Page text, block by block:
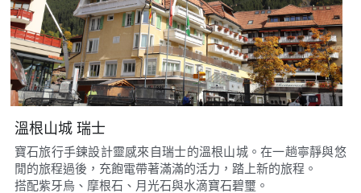
溫根山城 瑞士
寶石旅行手鍊設計靈感來自瑞士的溫根山城。在一趟寧靜與悠
閒的旅程過後，充飽電帶著滿滿的活力，踏上新的旅程。
搭配紫牙烏、摩根石、月光石與水滴寶石碧璽。